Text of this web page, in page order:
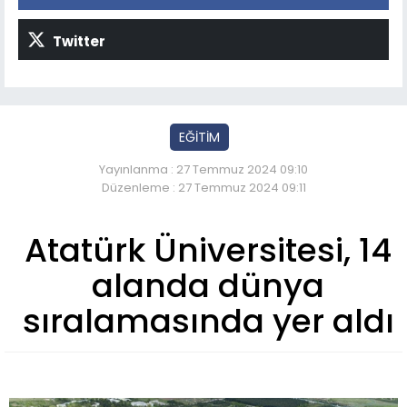
Twitter
EĞİTİM
Yayınlanma : 27 Temmuz 2024 09:10
Düzenleme : 27 Temmuz 2024 09:11
Atatürk Üniversitesi, 14
alanda dünya
sıralamasında yer aldı